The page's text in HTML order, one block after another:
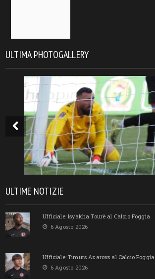
ULTIMA PHOTOGALLERY
ULTIME NOTIZIE
Ufficiale: Isyakha Tourè al Calcio Foggia
6 Agosto 2026
Ufficiale: Timurs Azarovs al Calcio Foggia
6 Agosto 2026